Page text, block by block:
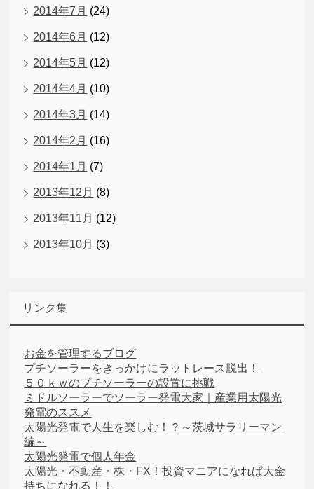
2014年7月 (24)
2014年6月 (12)
2014年5月 (12)
2014年4月 (10)
2014年3月 (14)
2014年2月 (16)
2014年1月 (7)
2013年12月 (8)
2013年11月 (12)
2013年10月 (3)
リンク集
お金を管理するブログ
プチソーラーをきっかけにラットレース脱出！
５０ｋｗのプチソーラーの設置に挑戦
ミドルソーラーでソーラー発電大家｜産業用太陽光
発電のススメ
太陽光発電で人生を楽しむ！？～茨城サラリーマン
編～
太陽光発電で個人年金
太陽光・不動産・株・FX！投資マニアになれば大金
持ちになれる！！